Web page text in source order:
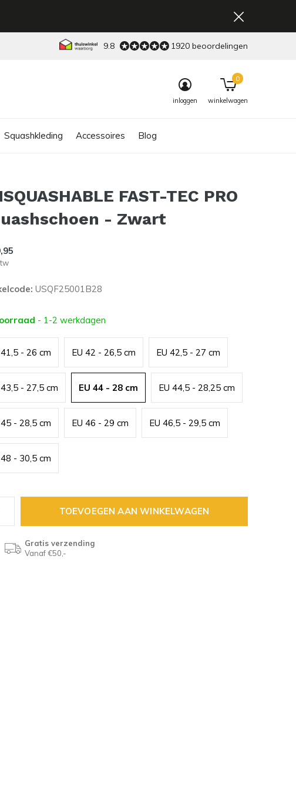
Squashkleding Accessoires Blog
inloggen winkelwagen
0
9.8 1920 beoordelingen
FAST-TEC PRO
- Zwart
USQF25001B28
- 1-2 werkdagen
41,5 - 26 cm EU 42 - 26,5 cm EU 42,5 - 27 cm
43,5 - 27,5 cm EU 44 - 28 cm EU 44,5 - 28,25 cm
45 - 28,5 cm EU 46 - 29 cm EU 46,5 - 29,5 cm
48 - 30,5 cm
TOEVOEGEN AAN WINKELWAGEN
Gratis verzending
Vanaf €50,-